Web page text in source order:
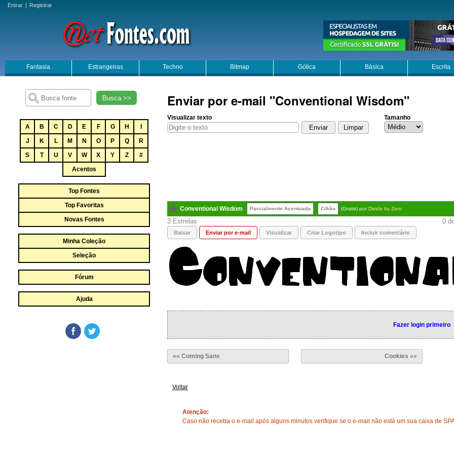
Entrar | Registrar
Fantasia Estrangeiras Techno Bitmap Gótica Básica Escrita
Busca >>
A B C D E F G H
J
K L M N O P Q
R
S
T U V W X Y Z
#
Acentos
Top Fontes
Top Favoritas
Novas Fontes
Minha Coleção
Seleção
Fórum
Ajuda
Enviar por e-mail "Conventional Wisdom"
Visualizar texto Tamanho
Conventional Wisdom Parcialmente Acentuada Cifrão (Gratis) porDivide by Zero
3 0
Baixar Enviar por e-mail Visualizar Criar Logotipo Incluir comentário
Fazer login primeiro
«« Coming Sans Cookies »»
Voltar
Atenção:
Caso não receba o e-mail após alguns minutos verifique se o e-mail não está um sua caixa de